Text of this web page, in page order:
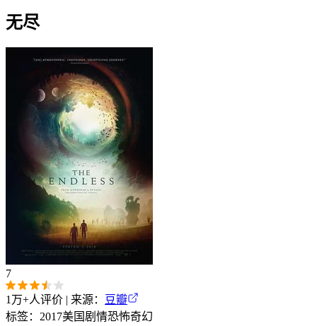
无尽
7
1万+人评价 | 来源：
豆瓣
标签： 2017美国 剧情恐怖奇幻